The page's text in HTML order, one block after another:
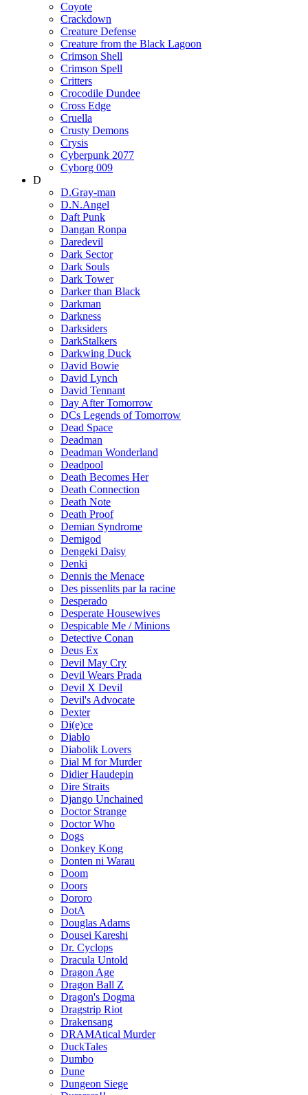
Coyote
Crackdown
Creature Defense
Creature from the Black Lagoon
Crimson Shell
Crimson Spell
Critters
Crocodile Dundee
Cross Edge
Cruella
Crusty Demons
Crysis
Cyberpunk 2077
Cyborg 009
D
D.Gray-man
D.N.Angel
Daft Punk
Dangan Ronpa
Daredevil
Dark Sector
Dark Souls
Dark Tower
Darker than Black
Darkman
Darkness
Darksiders
DarkStalkers
Darkwing Duck
David Bowie
David Lynch
David Tennant
Day After Tomorrow
DCs Legends of Tomorrow
Dead Space
Deadman
Deadman Wonderland
Deadpool
Death Becomes Her
Death Connection
Death Note
Death Proof
Demian Syndrome
Demigod
Dengeki Daisy
Denki
Dennis the Menace
Des pissenlits par la racine
Desperado
Desperate Housewives
Despicable Me / Minions
Detective Conan
Deus Ex
Devil May Cry
Devil Wears Prada
Devil X Devil
Devil's Advocate
Dexter
Di(e)ce
Diablo
Diabolik Lovers
Dial M for Murder
Didier Haudepin
Dire Straits
Django Unchained
Doctor Strange
Doctor Who
Dogs
Donkey Kong
Donten ni Warau
Doom
Doors
Dororo
DotA
Douglas Adams
Dousei Kareshi
Dr. Cyclops
Dracula Untold
Dragon Age
Dragon Ball Z
Dragon's Dogma
Dragstrip Riot
Drakensang
DRAMAtical Murder
DuckTales
Dumbo
Dune
Dungeon Siege